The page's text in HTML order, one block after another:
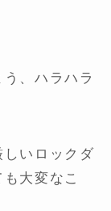
、ハラハラ
いロックダ
大変なこ